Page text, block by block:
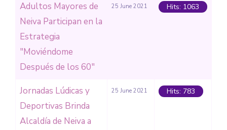
Adultos Mayores de
Neiva Participan en la
Estrategia
"Moviéndome
Después de los 60"
25 June 2021 Hits: 1063
Jornadas Lúdicas y
Deportivas Brinda
Alcaldía de Neiva a
25 June 2021 Hits: 783